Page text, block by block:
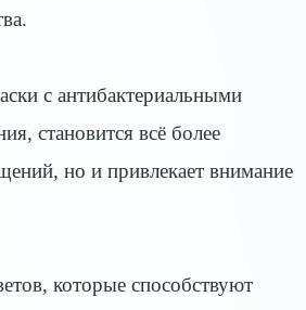
с антибактериальными
становится всё более
но и привлекает внимание
которые способствуют